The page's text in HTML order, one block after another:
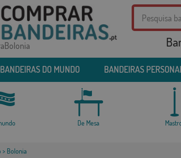
BANDEIRAS DO MUNDO BANDEIRAS
De Mesa
> Bolonia